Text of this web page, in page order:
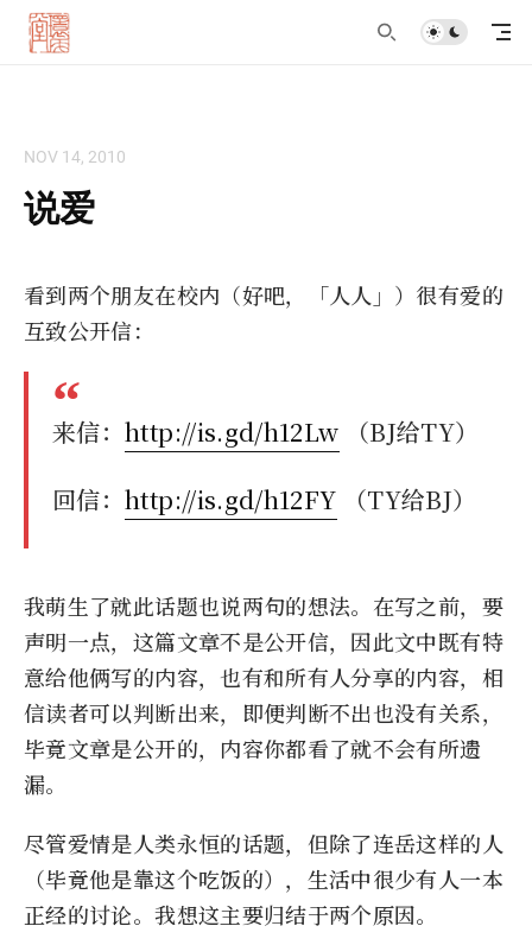
NOV 14, 2010
说爱
看到两个朋友在校内（好吧，「人人」）很有爱的
互致公开信：
来信：http://is.gd/h12Lw （BJ给TY）
回信：http://is.gd/h12FY （TY给BJ）
我萌生了就此话题也说两句的想法。在写之前，要
声明一点，这篇文章不是公开信，因此文中既有特
意给他俩写的内容，也有和所有人分享的内容，相
信读者可以判断出来，即便判断不出也没有关系，
毕竟文章是公开的，内容你都看了就不会有所遗
漏。
尽管爱情是人类永恒的话题，但除了连岳这样的人
（毕竟他是靠这个吃饭的），生活中很少有人一本
正经的讨论。我想这主要归结于两个原因。